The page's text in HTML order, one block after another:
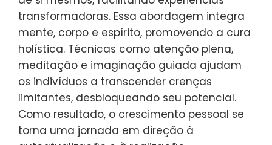
transformadoras. Essa abordagem integra
mente, corpo e espírito, promovendo a cura
holística. Técnicas como atenção plena,
meditação e imaginação guiada ajudam
os indivíduos a transcender crenças
limitantes, desbloqueando seu potencial.
Como resultado, o crescimento pessoal se
torna uma jornada em direção à